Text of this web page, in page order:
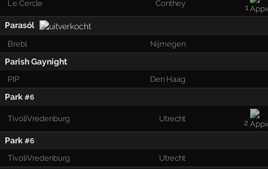
Le Cercle Conthey 1
Parasól
Brebl Nijmegen
Parish Gaynight
PIP Den Haag
Park#6
TivoliVredenburg Utrecht 2
Park#6
TivoliVredenburg Utrecht